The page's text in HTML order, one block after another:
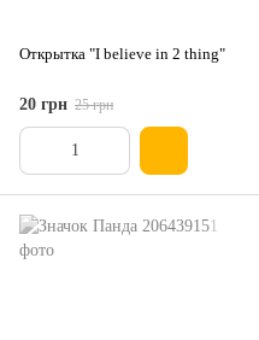
Открытка "I believe in 2 thing"
20 грн 25 грн